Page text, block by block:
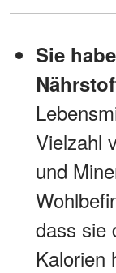
Sie
Vielzahl
und
dass sie
Kalorien